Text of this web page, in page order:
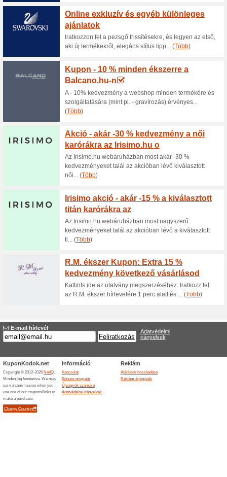
Aktuális
Akár - 50 %
Aranyshop.hu
100% működött Akcio
Aranyshop.hu
akcióban lévő ezüst
Akár - 20 %
100% működött
Akcio
Aranyshop.hu
akcióban lévő ezüst